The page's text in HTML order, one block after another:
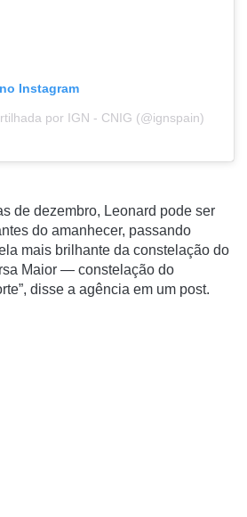
Instagram
por IGN - CNIG (@ignspain)
de dezembro, Leonard pode ser
do amanhecer, passando
mais brilhante da constelação do
Maior — constelação do
disse a agência em um post.